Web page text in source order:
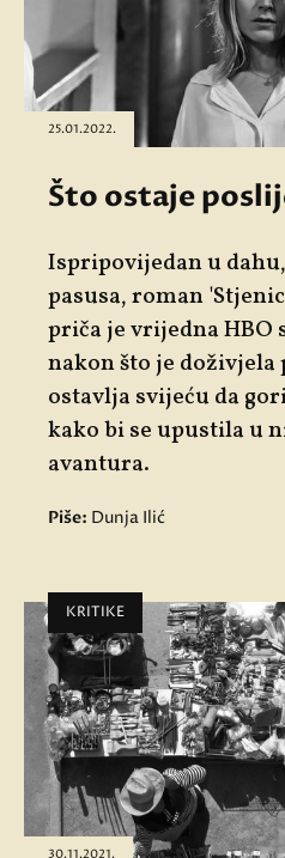
25.01.2022.
Što ostaje
Ispripovijedan u
pasusa, roman
priča je vrijedna HBO
nakon što je
ostavlja svijeću da
kako bi se upustila u
avantura.
Piše: Dunja Ilić
KRITIKE